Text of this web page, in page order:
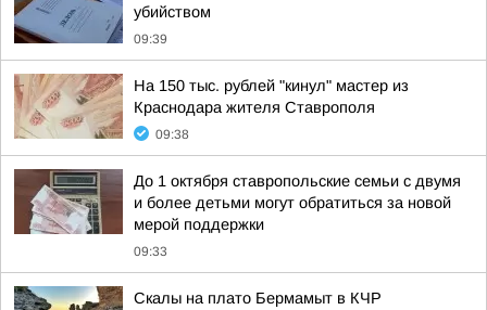
убийством
09:39
На 150 тыс. рублей "кинул" мастер из
Краснодара жителя Ставрополя
09:38
До 1 октября ставропольские семьи с двумя
и более детьми могут обратиться за новой
мерой поддержки
09:33
Скалы на плато Бермамыт в КЧР